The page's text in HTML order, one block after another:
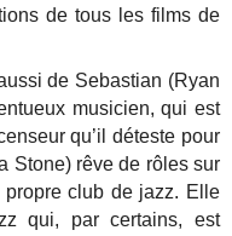
de tous les films de
de Sebastian (Ryan
musicien, qui est
qu’il déteste pour
Stone) rêve de rôles sur
club de jazz. Elle
qui, par certains, est